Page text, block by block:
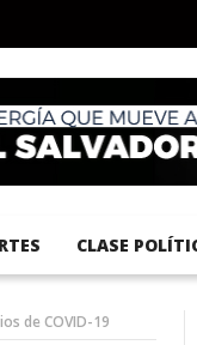
Internacional
CLASE
de COVID-19